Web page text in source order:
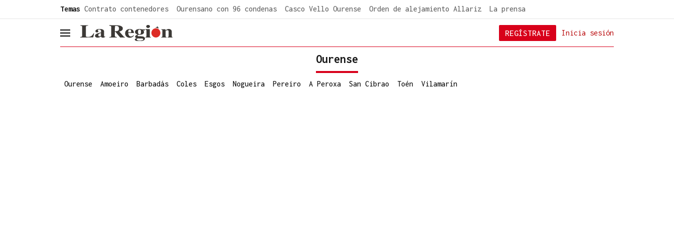
Temas Contrato contenedores Ourensano con 96 condenas Casco Vello Ourense Orden de alejamiento Allariz La prensa
header.menu.open Inicia sesión
REGÍSTRATE
Ourense
Ourense Amoeiro Barbadás Coles Esgos Nogueira Pereiro A Peroxa San Cibrao Toén Vilamarín